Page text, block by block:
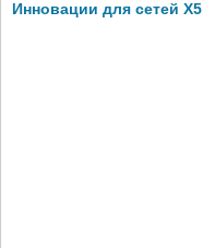
Инновации для сетей X5